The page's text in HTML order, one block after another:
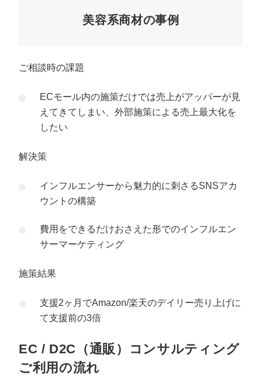
美容系商材の事例
ご相談時の課題
ECモール内の施策だけでは売上がアッパーが見
えてきてしまい、外部施策による売上最大化を
したい
解決策
インフルエンサーから魅力的に刺さるSNSアカ
ウントの構築
費用をできるだけおさえた形でのインフルエン
サーマーケティング
施策結果
支援2ヶ月でAmazon/楽天のデイリー売り上げに
て支援前の3倍
EC / D2C（通販）コンサルティング
ご利用の流れ